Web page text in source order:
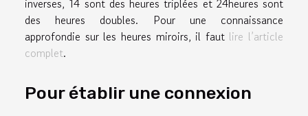
inverses, 14 sont des heures triplées et 24heures sont
des heures doubles. Pour une connaissance
approfondie sur les heures miroirs, il faut lire l’article
complet.
Pour établir une connexion